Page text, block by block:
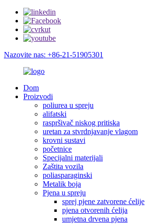
Nazovite nas: +86-21-51905301
Dom
Proizvodi
poliurea u spreju
alifatski
raspršivač niskog pritiska
uretan za stvrdnjavanje vlagom
krovni sustavi
početnice
Specijalni materijali
Zaštita vozila
poliasparaginski
Metalik boja
Pjena u spreju
sprej pjene zatvorene ćelije
pjena otvorenih ćelija
umjetna drvena pjena